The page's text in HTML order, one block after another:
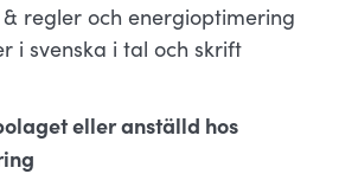
regler och energioptimering
i svenska i tal och skrift
eller anställd hos